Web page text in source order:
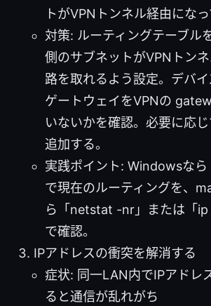
トがVPNトンネル経由にな
対策: ルーティングテーブル
側のサブネットがVPNトン
路を取れるよう設定。デバ
ゲートウェイをVPNの
いないかを確認。必要に応
追加する。
実践ポイント: Windowsなら
で現在のルーティングを、
ら「netstat -nr」または「ip
で確認。
IPアドレスの衝突を解消する
症状: 同一LAN内でIPアドレ
ると通信が乱れがち